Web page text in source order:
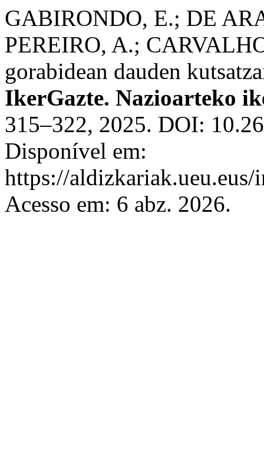
GABIRONDO, E.; DE
PEREIRO, A.;
gorabidean dauden
IkerGazte. Nazioarteko
315–322, 2025. DOI:
Disponível em:
https://
Acesso em: 6 abz. 2026.